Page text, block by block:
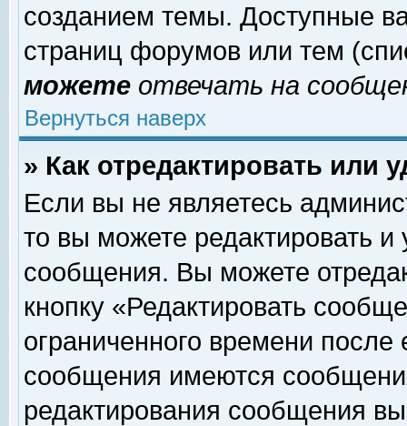
созданием темы. Доступные
страниц форумов или тем
можете отвечать на
Вернуться наверх
» Как отредактировать или
Если вы не являетесь
то вы можете редактировать и
сообщения. Вы можете
кнопку «Редактировать
ограниченного времени
сообщения имеются
редактирования сообщения